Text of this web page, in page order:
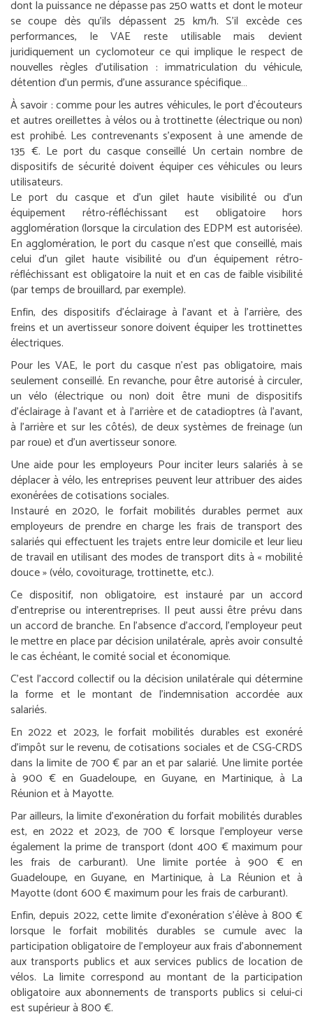
dont la puissance ne dépasse pas 250 watts et dont le moteur
se coupe dès qu’ils dépassent 25 km/h. S’il excède ces
performances, le VAE reste utilisable mais devient
juridiquement un cyclomoteur ce qui implique le respect de
nouvelles règles d’utilisation : immatriculation du véhicule,
détention d’un permis, d’une assurance spécifique…
À savoir :comme pour les autres véhicules, le port d’écouteurs
et autres oreillettes à vélos ou à trottinette (électrique ou non)
est prohibé. Les contrevenants s’exposent à une amende de
135 €. Le port du casque conseillé Un certain nombre de
dispositifs de sécurité doivent équiper ces véhicules ou leurs
utilisateurs.
Le port du casque et d’un gilet haute visibilité ou d’un
équipement rétro-réfléchissant est obligatoire hors
agglomération (lorsque la circulation des EDPM est autorisée).
En agglomération, le port du casque n’est que conseillé, mais
celui d’un gilet haute visibilité ou d’un équipement rétro-
réfléchissant est obligatoire la nuit et en cas de faible visibilité
(par temps de brouillard, par exemple).
Enfin, des dispositifs d’éclairage à l’avant et à l’arrière, des
freins et un avertisseur sonore doivent équiper les trottinettes
électriques.
Pour les VAE, le port du casque n’est pas obligatoire, mais
seulement conseillé. En revanche, pour être autorisé à circuler,
un vélo (électrique ou non) doit être muni de dispositifs
d’éclairage à l’avant et à l’arrière et de catadioptres (à l’avant,
à l’arrière et sur les côtés), de deux systèmes de freinage (un
par roue) et d’un avertisseur sonore.
Une aide pour les employeurs Pour inciter leurs salariés à se
déplacer à vélo, les entreprises peuvent leur attribuer des aides
exonérées de cotisations sociales.
Instauré en 2020, le forfait mobilités durables permet aux
employeurs de prendre en charge les frais de transport des
salariés qui effectuent les trajets entre leur domicile et leur lieu
de travail en utilisant des modes de transport dits à « mobilité
douce » (vélo, covoiturage, trottinette, etc.).
Ce dispositif, non obligatoire, est instauré par un accord
d’entreprise ou interentreprises. Il peut aussi être prévu dans
un accord de branche. En l’absence d’accord, l’employeur peut
le mettre en place par décision unilatérale, après avoir consulté
le cas échéant, le comité social et économique.
C’est l’accord collectif ou la décision unilatérale qui détermine
la forme et le montant de l’indemnisation accordée aux
salariés.
En 2022 et 2023, le forfait mobilités durables est exonéré
d’impôt sur le revenu, de cotisations sociales et de CSG-CRDS
dans la limite de 700 € par an et par salarié. Une limite portée
à 900 € en Guadeloupe, en Guyane, en Martinique, à La
Réunion et à Mayotte.
Par ailleurs, la limite d’exonération du forfait mobilités durables
est, en 2022 et 2023, de 700 € lorsque l’employeur verse
également la prime de transport (dont 400 € maximum pour
les frais de carburant). Une limite portée à 900 € en
Guadeloupe, en Guyane, en Martinique, à La Réunion et à
Mayotte (dont 600 € maximum pour les frais de carburant).
Enfin, depuis 2022, cette limite d’exonération s’élève à 800 €
lorsque le forfait mobilités durables se cumule avec la
participation obligatoire de l’employeur aux frais d’abonnement
aux transports publics et aux services publics de location de
vélos. La limite correspond au montant de la participation
obligatoire aux abonnements de transports publics si celui-ci
est supérieur à 800 €.